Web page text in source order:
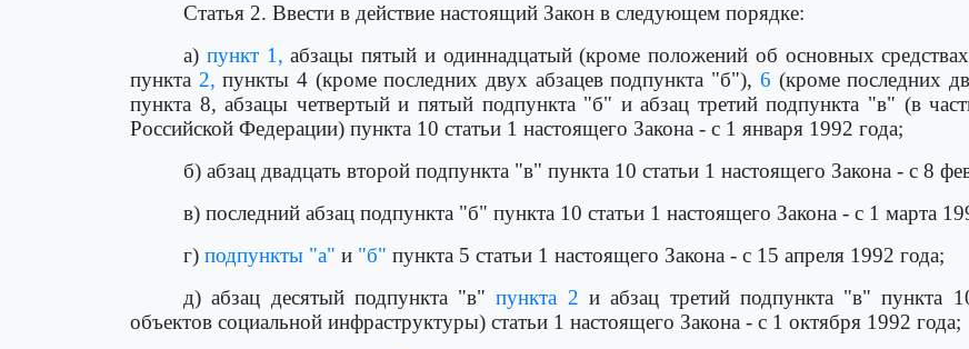
Статья 2. Ввести в действие настоящий Закон в следующем порядке:
а) пункт 1, абзацы пятый и одиннадцатый (кроме положений об основных
пункта 2, пункты 4 (кроме последних двух абзацев подпункта "б"), 6 (кроме последних
пункта 8, абзацы четвертый и пятый подпункта "б" и абзац третий подпункта "в" (в
Российской Федерации) пункта 10 статьи 1 настоящего Закона - с 1 января 1992 года;
б) абзац двадцать второй подпункта "в" пункта 10 статьи 1 настоящего Закона - с 8
в) последний абзац подпункта "б" пункта 10 статьи 1 настоящего Закона - с 1 марта
г) подпункты "а" и "б" пункта 5 статьи 1 настоящего Закона - с 15 апреля 1992 года;
д) абзац десятый подпункта "в"пункта 2 и абзац третий подпункта "в" пункта
объектов социальной инфраструктуры) статьи 1 настоящего Закона - с 1 октября 1992 года;